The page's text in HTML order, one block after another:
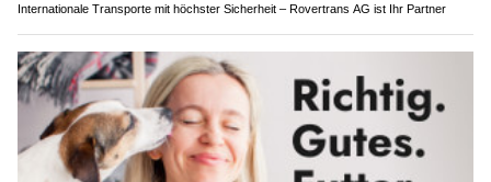
Internationale Transporte mit höchster Sicherheit – Rovertrans AG ist Ihr Partner